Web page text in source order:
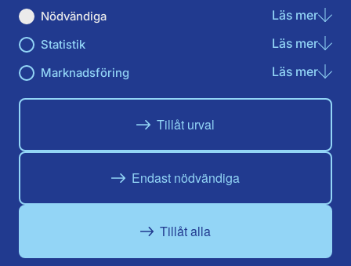
Nödvändiga Läs merom
Statistik Läs merom
Marknadsföring Läs merom
Tillåt urval
Endast nödvändiga
Tillåt alla
Du hittar oss här på sociala medier
Facebook
Instagram